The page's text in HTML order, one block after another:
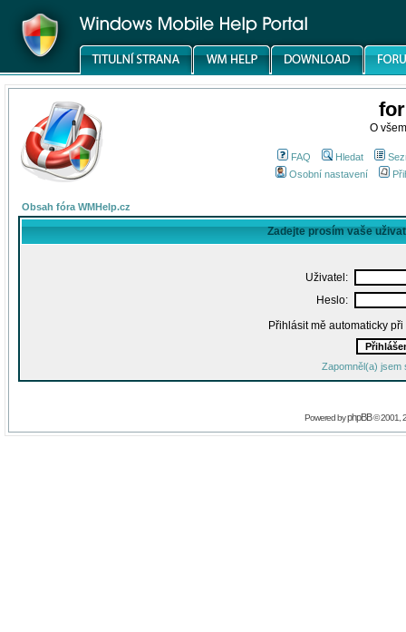
O
FAQ Hledat
Osobní nastavení
Obsah fóra WMHelp.cz
Zadejte prosím vaše
Uživatel:
Heslo:
Přihlásit mě automaticky
Zapomněl(a) jsem
Powered byphpBB© 2001,